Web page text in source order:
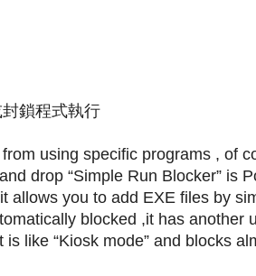
鎖程式執行
using specific programs , of
drop “Simple Run Blocker” is
allows you to add EXE files by
blocked ,it has another
like “Kiosk mode” and blocks